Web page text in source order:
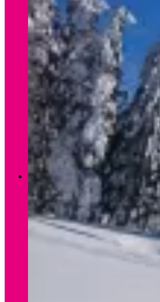
Verleih Winter
WINTER